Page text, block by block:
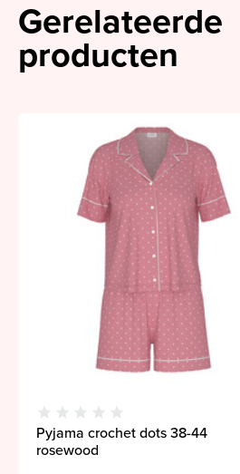
Gerelateerde
producten
Pyjama crochet dots 38-44
rosewood